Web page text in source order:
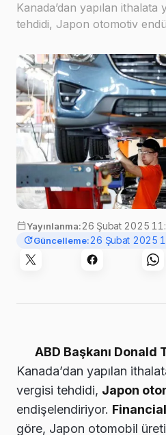
Kanada’dan yapılan
tehdidi, Japon otomotiv
Yayınlanma:26 Şubat 2025
Güncelleme:26 Şubat 2025
ABD Başkanı Donald
Kanada’dan yapılan
vergisi tehdidi, Japon
endişelendiriyor.
göre, Japon otomobil